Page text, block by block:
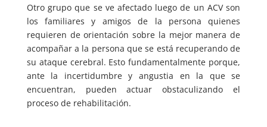
Otro grupo que se ve afectado luego de un ACV son
los familiares y amigos de la persona quienes
requieren de orientación sobre la mejor manera de
acompañar a la persona que se está recuperando de
su ataque cerebral. Esto fundamentalmente porque,
ante la incertidumbre y angustia en la que se
encuentran, pueden actuar obstaculizando el
proceso de rehabilitación.